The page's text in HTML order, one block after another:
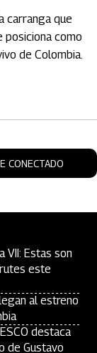
carranga que
posiciona como
de Colombia.
CONECTADO
VII: Estas son
este
al estreno
destaca
de Gustavo